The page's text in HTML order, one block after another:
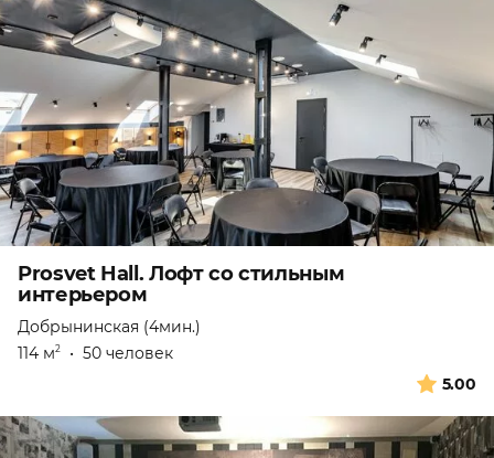
Prosvet Hall. Лофт со стильным
интерьером
Добрынинская (4мин.)
114 м2 • 50 человек
5.00